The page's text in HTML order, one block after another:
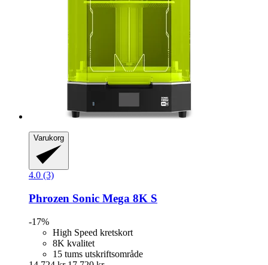
Varukorg
4.0 (3)
Phrozen Sonic Mega 8K S
-17%
High Speed kretskort
8K kvalitet
15 tums utskriftsområde